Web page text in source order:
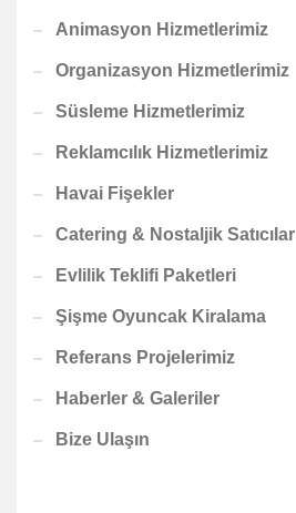
Animasyon Hizmetlerimiz
Organizasyon Hizmetlerimiz
Süsleme Hizmetlerimiz
Reklamcılık Hizmetlerimiz
Havai Fişekler
Catering & Nostaljik Satıcılar
Evlilik Teklifi Paketleri
Şişme Oyuncak Kiralama
Referans Projelerimiz
Haberler & Galeriler
Bize Ulaşın